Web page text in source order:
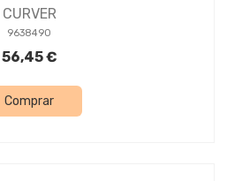
CURVER
9638490
56,45 €
Comprar